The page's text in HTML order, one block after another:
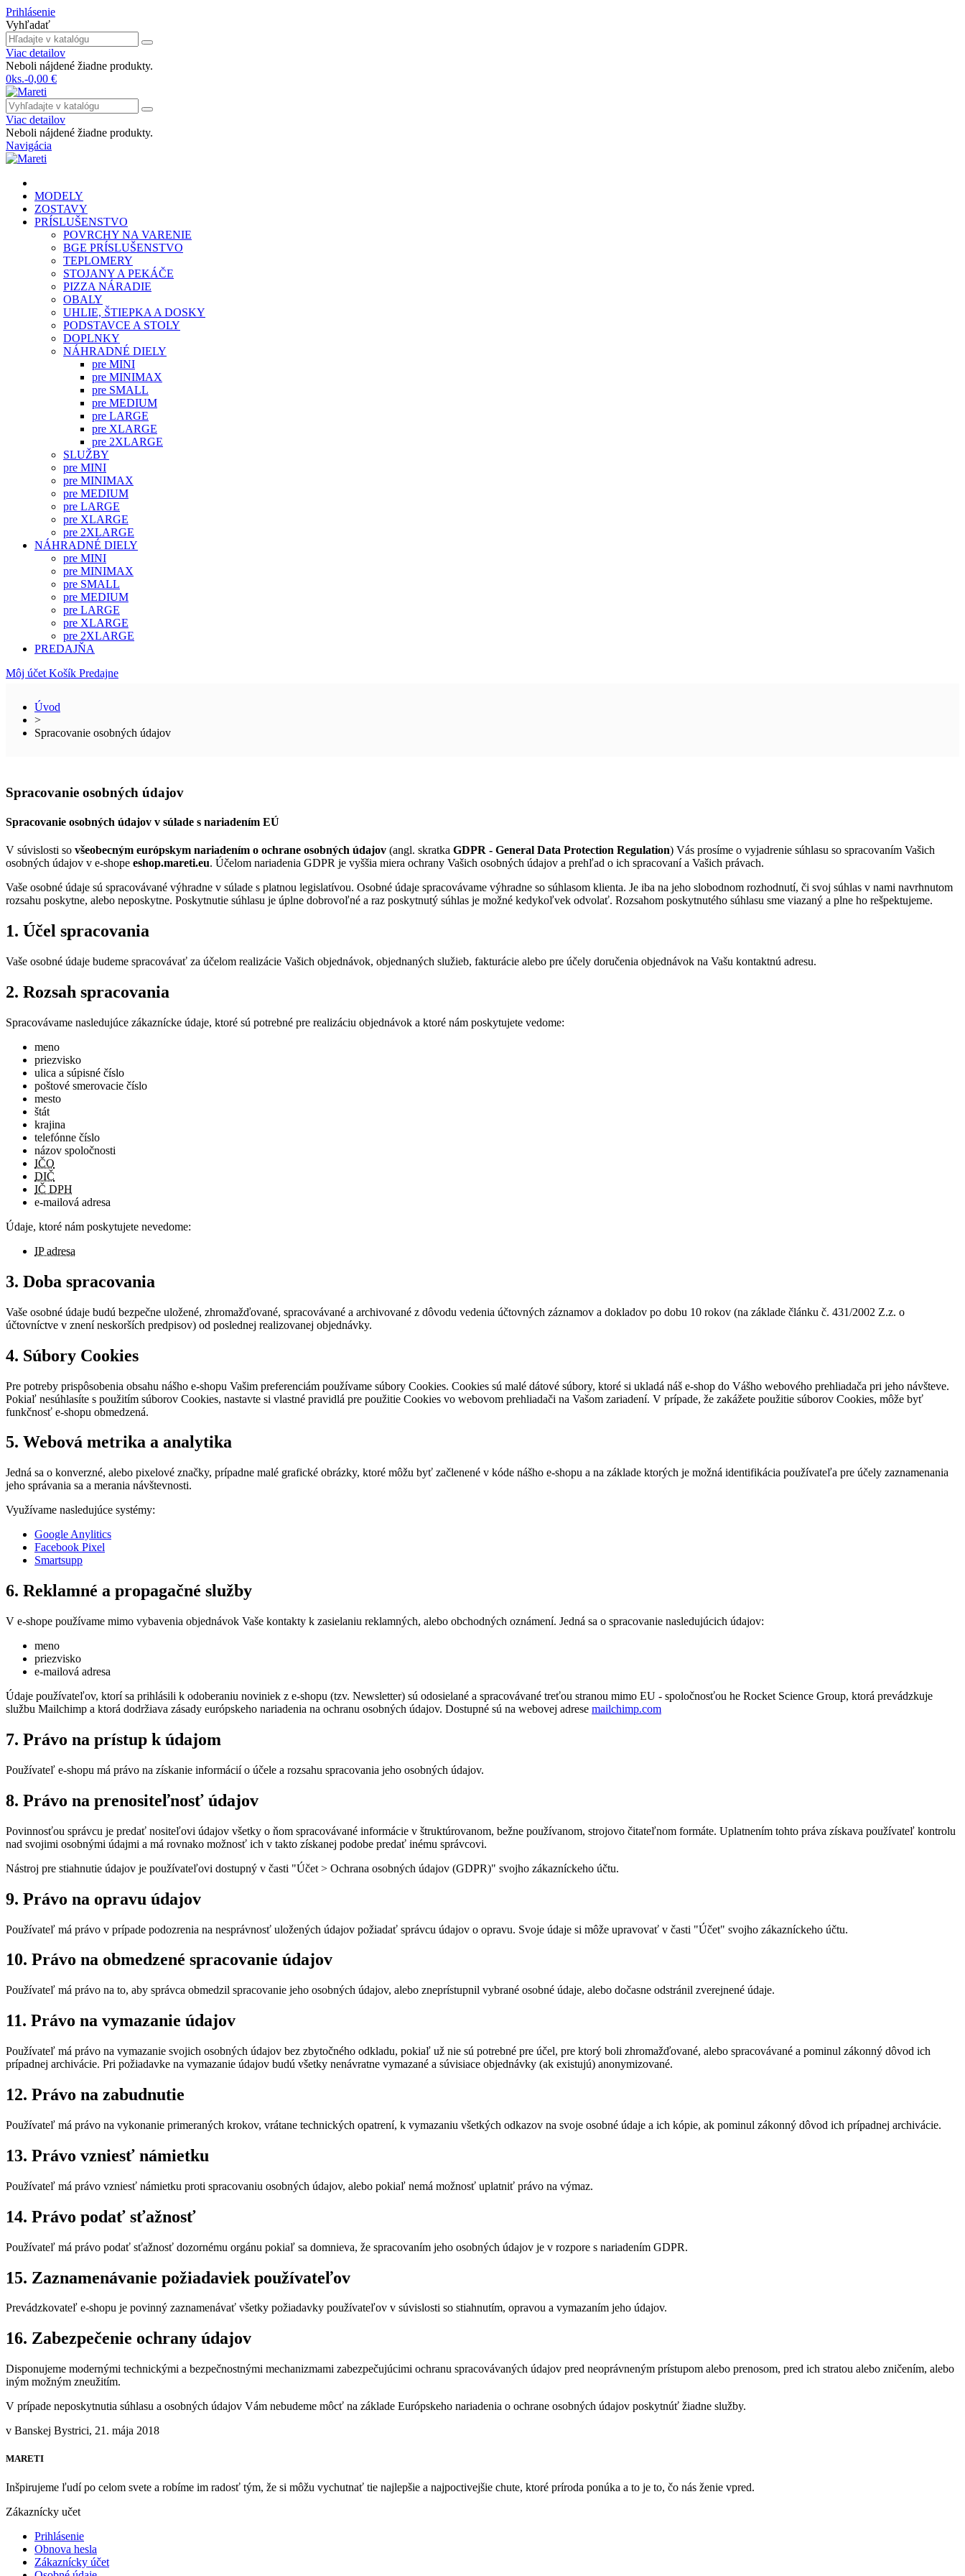
Prihlásenie
Vyhľadať
Viac detailov
Neboli nájdené žiadne produkty.
0ks.-0,00 €
Viac detailov
Neboli nájdené žiadne produkty.
Navigácia
MODELY
ZOSTAVY
PRÍSLUŠENSTVO
POVRCHY NA VARENIE
BGE PRÍSLUŠENSTVO
TEPLOMERY
STOJANY A PEKÁČE
PIZZA NÁRADIE
OBALY
UHLIE, ŠTIEPKA A DOSKY
PODSTAVCE A STOLY
DOPLNKY
NÁHRADNÉ DIELY
pre MINI
pre MINIMAX
pre SMALL
pre MEDIUM
pre LARGE
pre XLARGE
pre 2XLARGE
SLUŽBY
pre MINI
pre MINIMAX
pre MEDIUM
pre LARGE
pre XLARGE
pre 2XLARGE
NÁHRADNÉ DIELY
pre MINI
pre MINIMAX
pre SMALL
pre MEDIUM
pre LARGE
pre XLARGE
pre 2XLARGE
PREDAJŇA
Môj účet Košík Predajne
Úvod
>
Spracovanie osobných údajov
Spracovanie osobných údajov
Spracovanie osobných údajov v súlade s nariadením EÚ
V súvislosti so všeobecným európskym nariadením o ochrane osobných údajov (angl. skratka GDPR - General Data Protection Regulation) Vás prosíme o vyjadrenie súhlasu so spracovaním Vašich
osobných údajov v e-shope eshop.mareti.eu. Účelom nariadenia GDPR je vyššia miera ochrany Vašich osobných údajov a prehľad o ich spracovaní a Vašich právach.
Vaše osobné údaje sú spracovávané výhradne v súlade s platnou legislatívou. Osobné údaje spracovávame výhradne so súhlasom klienta. Je iba na jeho slobodnom rozhodnutí, či svoj súhlas v nami navrhnutom
rozsahu poskytne, alebo neposkytne. Poskytnutie súhlasu je úplne dobrovoľné a raz poskytnutý súhlas je možné kedykoľvek odvolať. Rozsahom poskytnutého súhlasu sme viazaný a plne ho rešpektujeme.
1. Účel spracovania
Vaše osobné údaje budeme spracovávať za účelom realizácie Vašich objednávok, objednaných služieb, fakturácie alebo pre účely doručenia objednávok na Vašu kontaktnú adresu.
2. Rozsah spracovania
Spracovávame nasledujúce zákaznícke údaje, ktoré sú potrebné pre realizáciu objednávok a ktoré nám poskytujete vedome:
meno
priezvisko
ulica a súpisné číslo
poštové smerovacie číslo
mesto
štát
krajina
telefónne číslo
názov spoločnosti
IČO
DIČ
IČ DPH
e-mailová adresa
Údaje, ktoré nám poskytujete nevedome:
IP adresa
3. Doba spracovania
Vaše osobné údaje budú bezpečne uložené, zhromažďované, spracovávané a archivované z dôvodu vedenia účtovných záznamov a dokladov po dobu 10 rokov (na základe článku č. 431/2002 Z.z. o
účtovníctve v znení neskorších predpisov) od poslednej realizovanej objednávky.
4. Súbory Cookies
Pre potreby prispôsobenia obsahu nášho e-shopu Vašim preferenciám používame súbory Cookies. Cookies sú malé dátové súbory, ktoré si ukladá náš e-shop do Vášho webového prehliadača pri jeho návšteve.
Pokiaľ nesúhlasíte s použitím súborov Cookies, nastavte si vlastné pravidlá pre použitie Cookies vo webovom prehliadači na Vašom zariadení. V prípade, že zakážete použitie súborov Cookies, môže byť
funkčnosť e-shopu obmedzená.
5. Webová metrika a analytika
Jedná sa o konverzné, alebo pixelové značky, prípadne malé grafické obrázky, ktoré môžu byť začlenené v kóde nášho e-shopu a na základe ktorých je možná identifikácia používateľa pre účely zaznamenania
jeho správania sa a merania návštevnosti.
Využívame nasledujúce systémy:
Google Anylitics
Facebook Pixel
Smartsupp
6. Reklamné a propagačné služby
V e-shope používame mimo vybavenia objednávok Vaše kontakty k zasielaniu reklamných, alebo obchodných oznámení. Jedná sa o spracovanie nasledujúcich údajov:
meno
priezvisko
e-mailová adresa
Údaje používateľov, ktorí sa prihlásili k odoberaniu noviniek z e-shopu (tzv. Newsletter) sú odosielané a spracovávané treťou stranou mimo EU - spoločnosťou he Rocket Science Group, ktorá prevádzkuje
službu Mailchimp a ktorá dodržiava zásady európskeho nariadenia na ochranu osobných údajov. Dostupné sú na webovej adrese mailchimp.com
7. Právo na prístup k údajom
Používateľ e-shopu má právo na získanie informácií o účele a rozsahu spracovania jeho osobných údajov.
8. Právo na prenositeľnosť údajov
Povinnosťou správcu je predať nositeľovi údajov všetky o ňom spracovávané informácie v štruktúrovanom, bežne používanom, strojovo čitateľnom formáte. Uplatnením tohto práva získava používateľ kontrolu
nad svojimi osobnými údajmi a má rovnako možnosť ich v takto získanej podobe predať inému správcovi.
Nástroj pre stiahnutie údajov je používateľovi dostupný v časti "Účet > Ochrana osobných údajov (GDPR)" svojho zákazníckeho účtu.
9. Právo na opravu údajov
Používateľ má právo v prípade podozrenia na nesprávnosť uložených údajov požiadať správcu údajov o opravu. Svoje údaje si môže upravovať v časti "Účet" svojho zákazníckeho účtu.
10. Právo na obmedzené spracovanie údajov
Používateľ má právo na to, aby správca obmedzil spracovanie jeho osobných údajov, alebo zneprístupnil vybrané osobné údaje, alebo dočasne odstránil zverejnené údaje.
11. Právo na vymazanie údajov
Používateľ má právo na vymazanie svojich osobných údajov bez zbytočného odkladu, pokiaľ už nie sú potrebné pre účel, pre ktorý boli zhromažďované, alebo spracovávané a pominul zákonný dôvod ich
prípadnej archivácie. Pri požiadavke na vymazanie údajov budú všetky nenávratne vymazané a súvisiace objednávky (ak existujú) anonymizované.
12. Právo na zabudnutie
Používateľ má právo na vykonanie primeraných krokov, vrátane technických opatrení, k vymazaniu všetkých odkazov na svoje osobné údaje a ich kópie, ak pominul zákonný dôvod ich prípadnej archivácie.
13. Právo vzniesť námietku
Používateľ má právo vzniesť námietku proti spracovaniu osobných údajov, alebo pokiaľ nemá možnosť uplatniť právo na výmaz.
14. Právo podať sťažnosť
Používateľ má právo podať sťažnosť dozornému orgánu pokiaľ sa domnieva, že spracovaním jeho osobných údajov je v rozpore s nariadením GDPR.
15. Zaznamenávanie požiadaviek používateľov
Prevádzkovateľ e-shopu je povinný zaznamenávať všetky požiadavky používateľov v súvislosti so stiahnutím, opravou a vymazaním jeho údajov.
16. Zabezpečenie ochrany údajov
Disponujeme modernými technickými a bezpečnostnými mechanizmami zabezpečujúcimi ochranu spracovávaných údajov pred neoprávneným prístupom alebo prenosom, pred ich stratou alebo zničením, alebo
iným možným zneužitím.
V prípade neposkytnutia súhlasu a osobných údajov Vám nebudeme môcť na základe Európskeho nariadenia o ochrane osobných údajov poskytnúť žiadne služby.
v Banskej Bystrici, 21. mája 2018
MARETI
Inšpirujeme ľudí po celom svete a robíme im radosť tým, že si môžu vychutnať tie najlepšie a najpoctivejšie chute, ktoré príroda ponúka a to je to, čo nás ženie vpred.
Zákaznícky učet
Prihlásenie
Obnova hesla
Zákaznícky účet